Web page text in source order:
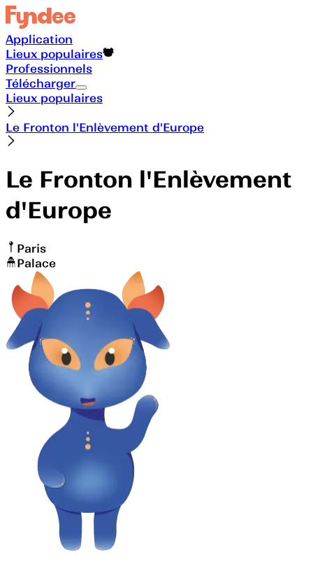
Application
Lieux populaires
Professionnels
Télécharger
Lieux populaires
Le Fronton l'Enlèvement d'Europe
Le Fronton l'Enlèvement
d'Europe
Paris
Palace